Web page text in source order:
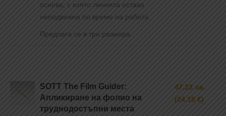
основа, с която линията остава
неподвижна по време на работа.
Предлага се в три размера.
SOTT The Film Guider:
Апликиране на фолио на
труднодостъпни места
47.23 лв.
(24.15 €)